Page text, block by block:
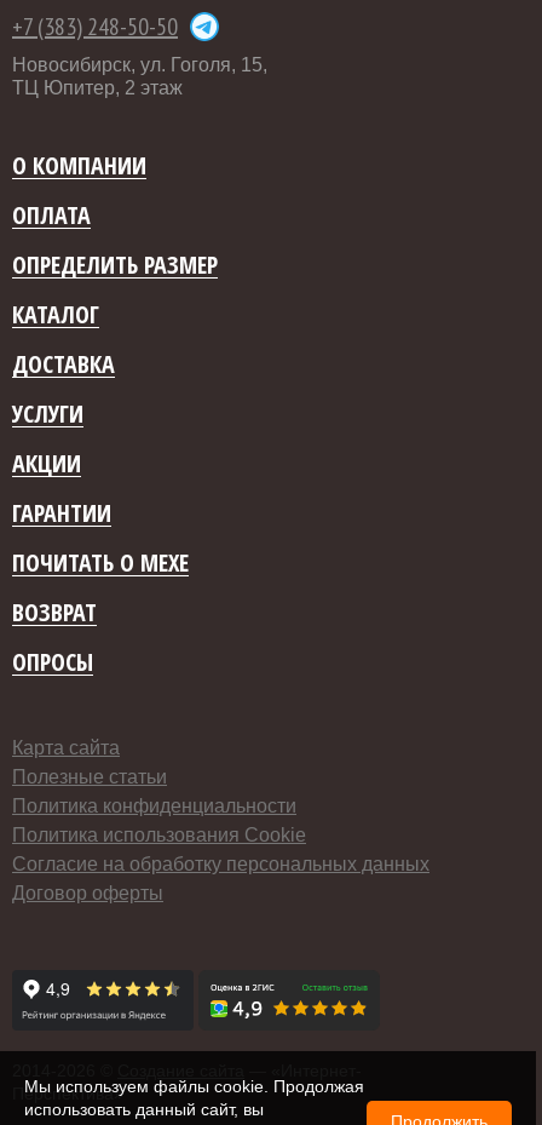
+7 (383) 248-50-50
Новосибирск, ул. Гоголя, 15,
ТЦ Юпитер, 2 этаж
О КОМПАНИИ
ОПЛАТА
ОПРЕДЕЛИТЬ РАЗМЕР
КАТАЛОГ
ДОСТАВКА
УСЛУГИ
АКЦИИ
ГАРАНТИИ
ПОЧИТАТЬ О МЕХЕ
ВОЗВРАТ
ОПРОСЫ
Карта сайта
Полезные статьи
Политика конфиденциальности
Политика использования Cookie
Согласие на обработку персональных данных
Договор оферты
Перспектива»
Мы используем файлы cookie. Продолжая
использовать данный сайт, вы